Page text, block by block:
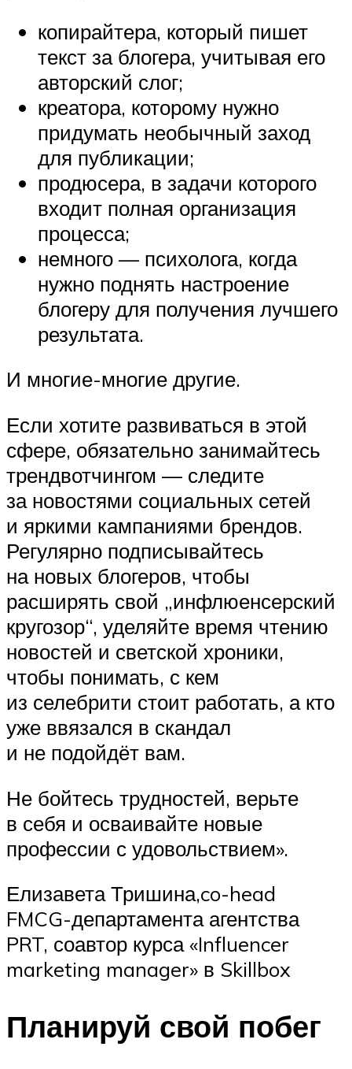
копирайтера, который пишет
текст за блогера, учитывая его
авторский слог;
креатора, которому нужно
придумать необычный заход
для публикации;
продюсера, в задачи которого
входит полная организация
процесса;
немного — психолога, когда
нужно поднять настроение
блогеру для получения лучшего
результата.
И многие-многие другие.
Если хотите развиваться в этой
сфере, обязательно занимайтесь
трендвотчингом — следите
за новостями социальных сетей
и яркими кампаниями брендов.
Регулярно подписывайтесь
на новых блогеров, чтобы
расширять свой „инфлюенсерский
кругозор“, уделяйте время чтению
новостей и светской хроники,
чтобы понимать, с кем
из селебрити стоит работать, а кто
уже ввязался в скандал
и не подойдёт вам.
Не бойтесь трудностей, верьте
в себя и осваивайте новые
профессии с удовольствием».
Елизавета Тришина,co-head
FMCG-департамента агентства
PRT, соавтор курса «Influencer
marketing manager» в Skillbox
Планируй свой побег